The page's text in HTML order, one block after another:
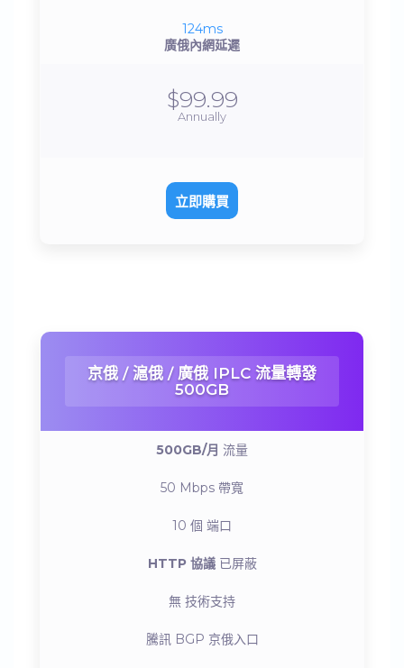
124ms
廣俄內網延遲
$99.99
Annually
立即購買
京俄 / 滬俄 / 廣俄 IPLC 流量轉發
500GB
500GB/月 流量
50 Mbps 帶寬
10 個 端口
HTTP 協議已屏蔽
無 技術支持
騰訊 BGP 京俄入口